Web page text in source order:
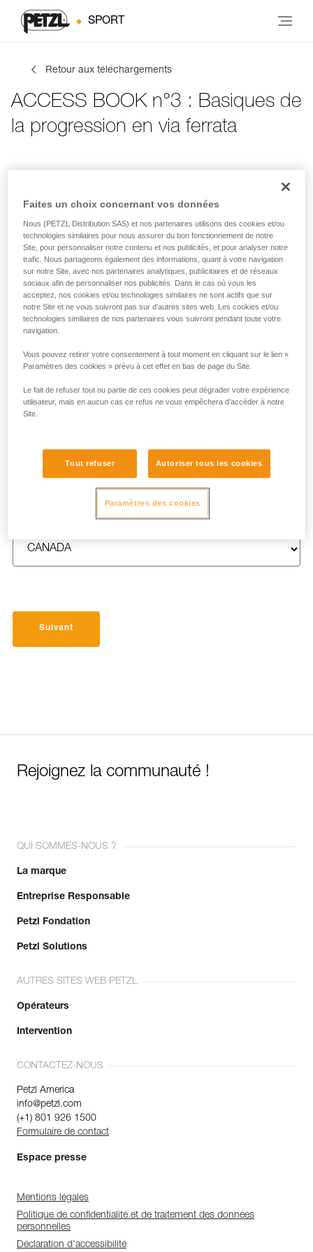
SPORT
Retour aux téléchargements
ACCESS BOOK n°3 : Basiques de
la progression en via ferrata
Infos de contact
Inscris tes coordonnées
PRÉNOM *
Suivant
Rejoignez la communauté !
QUI SOMMES-NOUS ?
La marque
Entreprise Responsable
Petzl Fondation
Petzl Solutions
AUTRES SITES WEB PETZL
Opérateurs
Intervention
CONTACTEZ-NOUS
Petzl America
info@petzl.com
(+1) 801 926 1500
Formulaire de contact
Espace presse
Mentions légales
Politique de confidentialité et de traitement des données
personnelles
Déclaration d'accessibilité
Faites un choix concernant vos données
Nous (PETZL Distribution SAS) et nos partenaires utilisons des cookies et/ou
technologies similaires pour nous assurer du bon fonctionnement de notre
Site, pour personnaliser notre contenu et nos publicités, et pour analyser notre
trafic. Nous partageons également des informations, quant à votre navigation
sur notre Site, avec nos partenaires analytiques, publicitaires et de réseaux
sociaux afin de personnaliser nos publicités. Dans le cas où vous les
acceptez, nos cookies et/ou technologies similaires ne sont actifs que sur
notre Site et ne vous suivront pas sur d’autres sites web. Les cookies et/ou
technologies similaires de nos partenaires vous suivront pendant toute votre
navigation.
Vous pouvez retirer votre consentement à tout moment en cliquant sur le lien «
Paramètres des cookies » prévu à cet effet en bas de page du Site.
Le fait de refuser tout ou partie de ces cookies peut dégrader votre expérience
utilisateur, mais en aucun cas ce refus ne vous empêchera d’accéder à notre
Site.
Tout refuser Autoriser tous les cookies
Paramètres des cookies